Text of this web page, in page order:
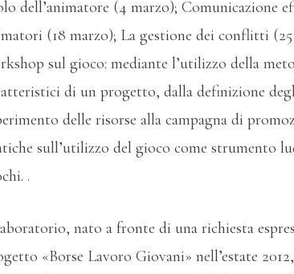
dell’animatore (4 marzo); Comunicazione
(18 marzo); La gestione dei conflitti
sul gioco: mediante l’utilizzo della
di un progetto, dalla definizione
delle risorse alla campagna di
sull’utilizzo del gioco come strumento
.
nato a fronte di una richiesta
«Borse Lavoro Giovani» nell’estate